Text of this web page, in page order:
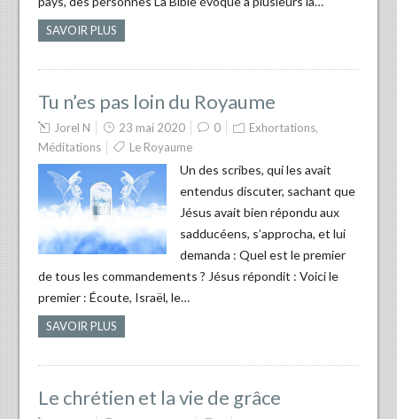
SAVOIR PLUS
Tu n’es pas loin du Royaume
Jorel N 23 mai 2020 0 Exhortations,
Méditations
Le Royaume
Un des scribes, qui les avait
entendus discuter, sachant que
Jésus avait bien répondu aux
sadducéens, s’approcha, et lui
demanda : Quel est le premier
de tous les commandements ? Jésus répondit : Voici le
premier : Écoute, Israël, le…
SAVOIR PLUS
Le chrétien et la vie de grâce